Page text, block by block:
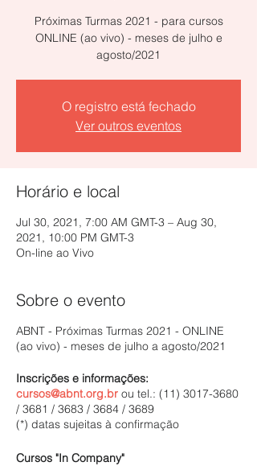
Próximas Turmas 2021 - para cursos
ONLINE (ao vivo) - meses de julho e
agosto/2021
O registro está fechado
Ver outros eventos
Horário e local
Jul 30, 2021, 7:00 AM GMT-3 – Aug 30,
2021, 10:00 PM GMT-3
On-line ao Vivo
Sobre o evento
ABNT - Próximas Turmas 2021 - ONLINE
(ao vivo) - meses de julho a agosto/2021
Inscrições e informações:
cursos@abnt.org.br ou tel.: (11) 3017-3680
/ 3681 / 3683 / 3684 / 3689
(*) datas sujeitas à confirmação
Cursos "In Company"